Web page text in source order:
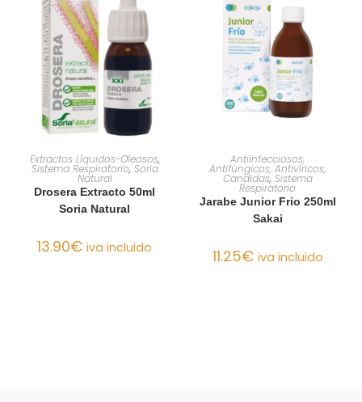
AÑADIR AL CARRITO
Extractos Líquidos-Oleosos,
Sistema Respiratorio, Soria
Natural
Drosera Extracto 50ml
Soria Natural
13.90€ iva incluido
AÑADIR AL CARRITO
Antiinfecciosos,
Antifúngicos, Antivíricos,
Candidas, Sistema
Respiratorio
Jarabe Junior Frio 250ml
Sakai
11.25€ iva incluido